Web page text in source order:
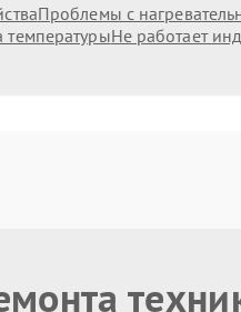
Проблемы с
Не работает